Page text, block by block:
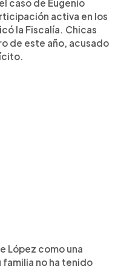
caso de Eugenio
activa en los
la Fiscalía. Chicas
de este año, acusado
López como una
no ha tenido